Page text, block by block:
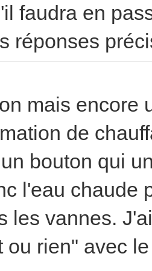
faudra en
réponses
mais encore
de
bouton qui
l'eau chaude
les vannes.
ou rien" avec le